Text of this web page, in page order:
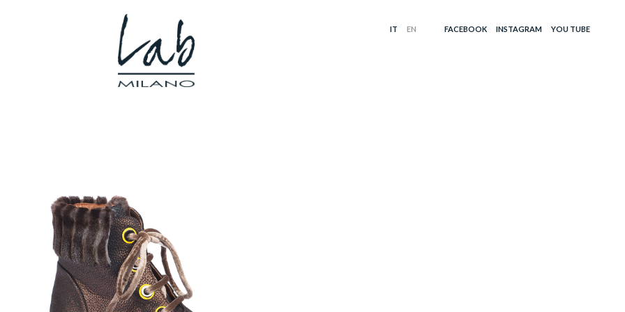
FACEBOOK INSTAGRAM YOU TUBE